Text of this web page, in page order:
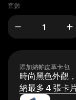
套數
添加納帕皮革卡包
時尚黑色外觀
納最多 4 張卡